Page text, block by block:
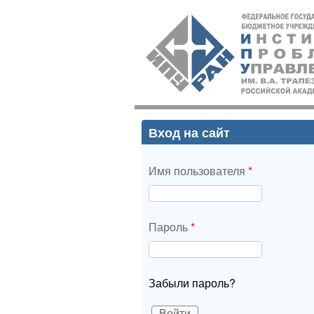
ИПУ
РАН
Вход на сайт
Имя пользователя *
Пароль*
Забыли пароль?